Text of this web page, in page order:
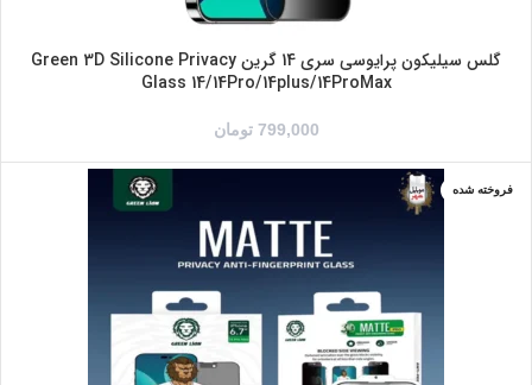
گلس سیلیکون پرایوسی سری 14 گرین Green 3D Silicone Privacy
Glass 14/14Pro/14plus/14ProMax
799,000 تومان
فروخته شده